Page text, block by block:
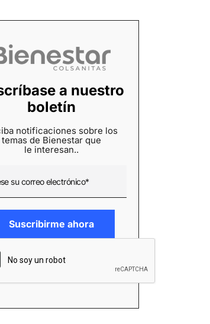
a nuestro
boletín
notificaciones sobre los
temas de Bienestar que
le interesan..